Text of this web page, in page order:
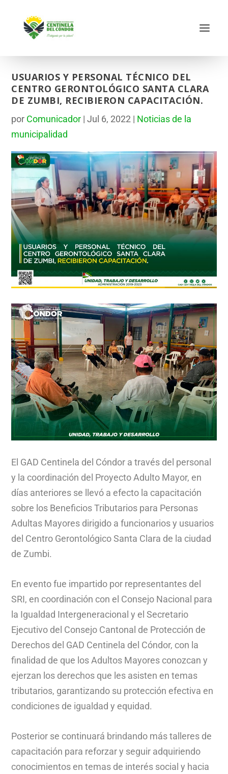
USUARIOS Y PERSONAL TÉCNICO DEL
CENTRO GERONTOLÓGICO SANTA CLARA
DE ZUMBI, RECIBIERON CAPACITACIÓN.
por Comunicador |Jul 6, 2022 | Noticias de la
municipalidad
El GAD Centinela del Cóndor a través del personal
y la coordinación del Proyecto Adulto Mayor, en
días anteriores se llevó a efecto la capacitación
sobre los Beneficios Tributarios para Personas
Adultas Mayores dirigido a funcionarios y usuarios
del Centro Gerontológico Santa Clara de la ciudad
de Zumbi.
En evento fue impartido por representantes del
SRI, en coordinación con el Consejo Nacional para
la Igualdad Intergeneracional y el Secretario
Ejecutivo del Consejo Cantonal de Protección de
Derechos del GAD Centinela del Cóndor, con la
finalidad de que los Adultos Mayores conozcan y
ejerzan los derechos que les asisten en temas
tributarios, garantizando su protección efectiva en
condiciones de igualdad y equidad.
Posterior se continuará brindando más talleres de
capacitación para reforzar y seguir adquiriendo
conocimientos en temas de interés social y hacia